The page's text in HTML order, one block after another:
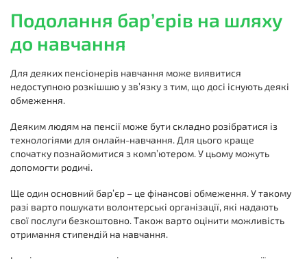
Подолання бар’єрів на шляху
до навчання
Для деяких пенсіонерів навчання може виявитися
недоступною розкішшю у зв’язку з тим, що досі існують деякі
обмеження.
Деяким людям на пенсії може бути складно розібратися із
технологіями для онлайн-навчання. Для цього краще
спочатку познайомитися з комп’ютером. У цьому можуть
допомогти родичі.
Ще один основний бар’єр – це фінансові обмеження. У такому
разі варто пошукати волонтерські організації, які надають
свої послуги безкоштовно. Також варто оцінити можливість
отримання стипендій на навчання.